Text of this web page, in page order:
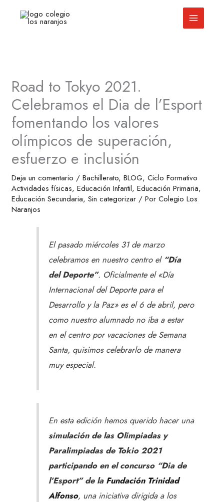
Road to Tokyo 2021.
Celebramos el Dia de l’Esport
fomentando los valores
olímpicos de superación,
esfuerzo e inclusión
Deja un comentario /Bachillerato,BLOG,Ciclo Formativo
Actividades físicas,Educación Infantil,Educación Primaria,
Educación Secundaria,Sin categorizar / PorColegio Los
Naranjos
El pasado miércoles 31 de marzo
celebramos en nuestro centro el“Día
del Deporte”. Oficialmente el «Día
Internacional del Deporte para el
Desarrollo y la Paz» es el 6 de abril, pero
como nuestro alumnado no iba a estar
en el centro por vacaciones de Semana
Santa, quisimos celebrarlo de manera
muy especial.
En esta edición hemos querido hacer una
simulación de las Olimpiadas y
Paralimpiadas de Tokio 2021
participando en el concurso “Dia de
l’Esport” de la Fundación Trinidad
Alfonso, una iniciativa dirigida a los